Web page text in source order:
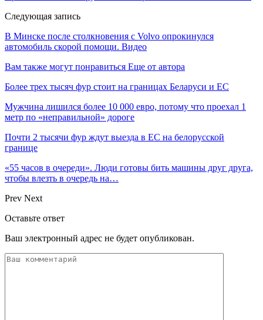
Следующая запись
В Минске после столкновения с Volvo опрокинулся
автомобиль скорой помощи. Видео
Вам также могут понравиться Еще от автора
Более трех тысяч фур стоит на границах Беларуси и ЕС
Мужчина лишился более 10 000 евро, потому что проехал 1
метр по «неправильной» дороге
Почти 2 тысячи фур ждут выезда в ЕС на белорусской
границе
«55 часов в очереди». Люди готовы бить машины друг друга,
чтобы влезть в очередь на…
Prev Next
Оставьте ответ
Ваш электронный адрес не будет опубликован.